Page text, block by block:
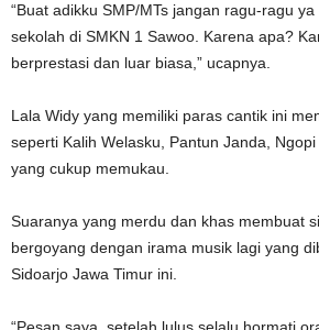
“Buat adikku SMP/MTs jangan ragu-ragu
sekolah di SMKN 1 Sawoo. Karena apa?
berprestasi dan luar biasa,” ucapnya.
Lala Widy yang memiliki paras cantik ini
seperti Kalih Welasku, Pantun Janda,
yang cukup memukau.
Suaranya yang merdu dan khas membuat
bergoyang dengan irama musik lagi yang
Sidoarjo Jawa Timur ini.